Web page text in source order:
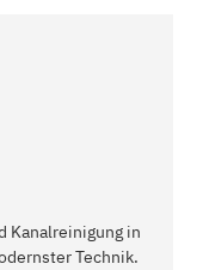
Kanalreinigung in
Technik.